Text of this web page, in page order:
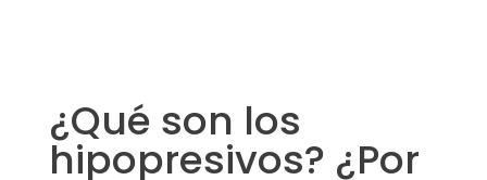
¿Qué son los
hipopresivos? ¿Por